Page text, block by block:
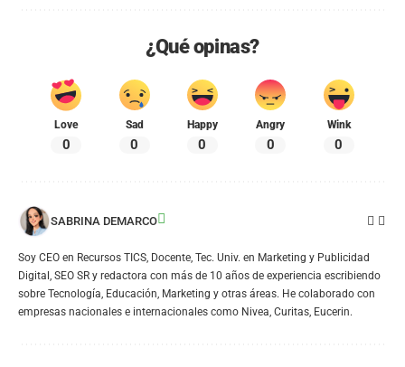
¿Qué opinas?
Love
0
Sad
0
Happy
0
Angry
0
Wink
0
SABRINA DEMARCO
Soy CEO en Recursos TICS, Docente, Tec. Univ. en Marketing y Publicidad
Digital, SEO SR y redactora con más de 10 años de experiencia escribiendo
sobre Tecnología, Educación, Marketing y otras áreas. He colaborado con
empresas nacionales e internacionales como Nivea, Curitas, Eucerin.